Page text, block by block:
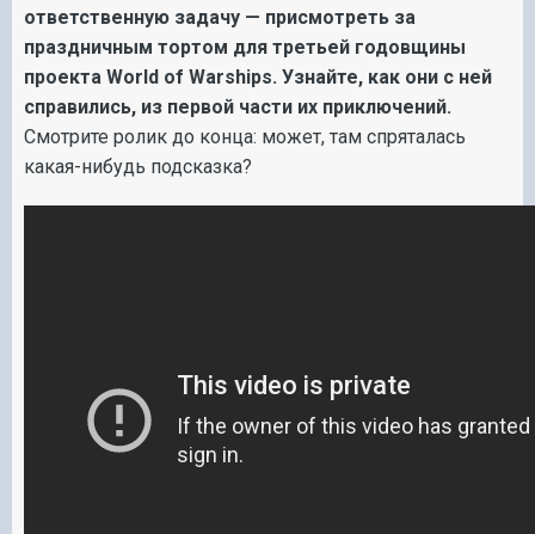
ответственную задачу — присмотреть за
праздничным тортом для третьей годовщины
проекта World of Warships. Узнайте, как они с ней
справились, из первой части их приключений.
Смотрите ролик до конца: может, там спряталась
какая-нибудь подсказка?